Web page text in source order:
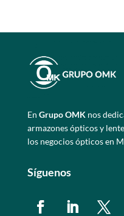
En Grupo OMKnos
armazones ópticos y
los negocios ópticos en
Síguenos